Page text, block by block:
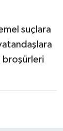
suçlara
broşürleri